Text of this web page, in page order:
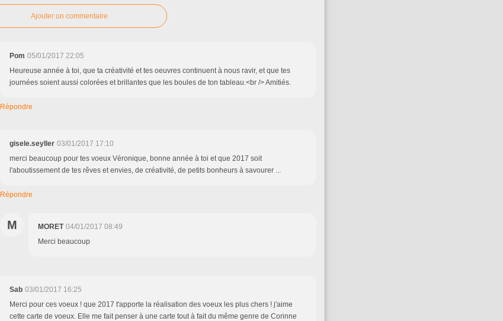
Ajouter un commentaire
Pom 05/01/2017 22:05
Heureuse année à toi, que ta créativité et tes oeuvres continuent à nous ravir, et que tes
journées soient aussi colorées et brillantes que les boules de ton tableau.<br /> Amitiés.
Répondre
gisele.seyller 03/01/2017 17:10
merci beaucoup pour tes voeux Véronique, bonne année à toi et que 2017 soit
l'aboutissement de tes rêves et envies, de créativité, de petits bonheurs à savourer ...
Répondre
M MORET 04/01/2017 08:49
Merci beaucoup
Sab 03/01/2017 16:25
Merci pour ces voeux ! que 2017 t'apporte la réalisation des voeux les plus chers ! j'aime
cette carte de voeux. Elle me fait penser à une carte tout à fait du même genre de Corinne